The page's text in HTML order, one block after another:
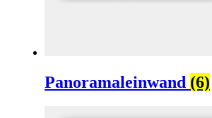
Panoramaleinwand (6)